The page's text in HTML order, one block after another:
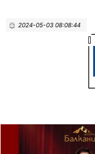
2024-05-03 08:08:44